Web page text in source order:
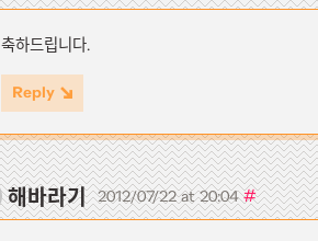
축하드립니다.
Reply
해바라기 2012/07/22 at 20:04#